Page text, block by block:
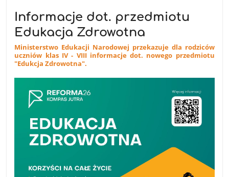
Informacje dot. przedmiotu
Edukacja Zdrowotna
Ministerstwo Edukacji Narodowej przekazuje dla rodziców
uczniów klas IV - VIII informacje dot. nowego przedmiotu
"Edukcja Zdrowotna".